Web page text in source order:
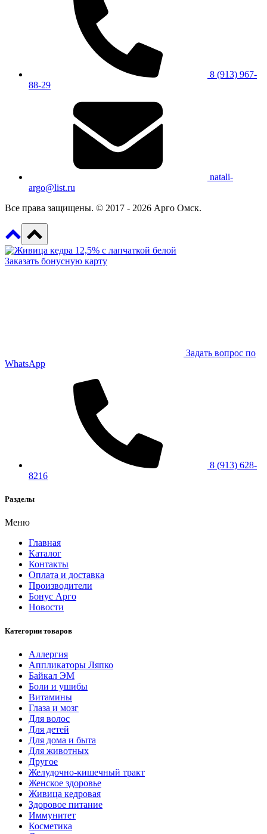
8 (913) 967-
88-29
natali-
argo@list.ru
Все права защищены. © 2017 - 2026 Арго Омск.
Заказать бонусную карту
Задать вопрос по
WhatsApp
8 (913) 628-
8216
Разделы
Меню
Главная
Каталог
Контакты
Оплата и доставка
Производители
Бонус Арго
Новости
Категории товаров
Аллергия
Аппликаторы Ляпко
Байкал ЭМ
Боли и ушибы
Витамины
Глаза и мозг
Для волос
Для детей
Для дома и быта
Для животных
Другое
Желудочно-кишечный тракт
Женское здоровье
Живица кедровая
Здоровое питание
Иммунитет
Косметика